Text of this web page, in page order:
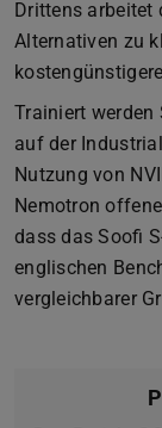
Drittens arbeitet
Alternativen zu
Trainiert
auf der
Nutzung von
Nemotron
dass das Soofi
englischen
vergleichbarer